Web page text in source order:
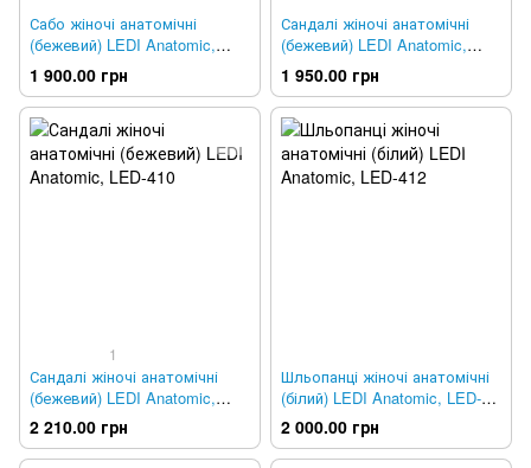
Сабо жіночі анатомічні
(бежевий) LEDI Anatomic,
LED-402
1 900.00 грн
Сандалі жіночі анатомічні
(бежевий) LEDI Anatomic,
LED-408
1 950.00 грн
1
Сандалі жіночі анатомічні
(бежевий) LEDI Anatomic,
LED-410
2 210.00 грн
Шльопанці жіночі анатомічні
(білий) LEDI Anatomic, LED-
412
2 000.00 грн